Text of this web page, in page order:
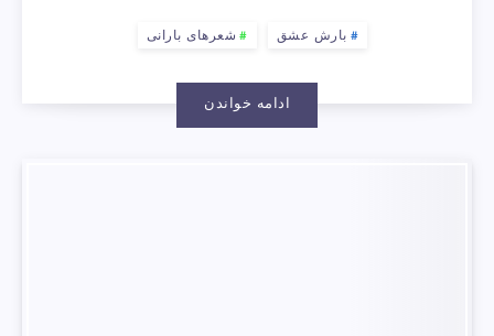
بارش عشق شعرهای بارانی
ادامه خواندن